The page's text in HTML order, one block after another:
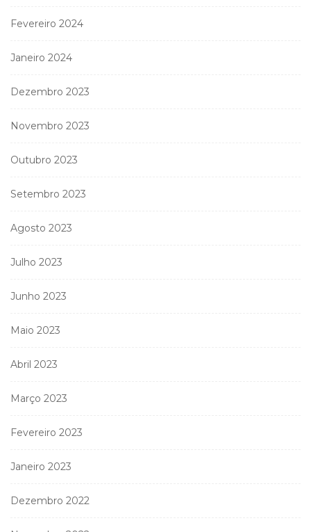
Fevereiro 2024
Janeiro 2024
Dezembro 2023
Novembro 2023
Outubro 2023
Setembro 2023
Agosto 2023
Julho 2023
Junho 2023
Maio 2023
Abril 2023
Março 2023
Fevereiro 2023
Janeiro 2023
Dezembro 2022